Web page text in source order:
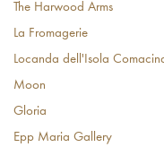
The Harwood Arms
La Fromagerie
Locanda dell'Isola
Moon
Gloria
Epp Maria Gallery